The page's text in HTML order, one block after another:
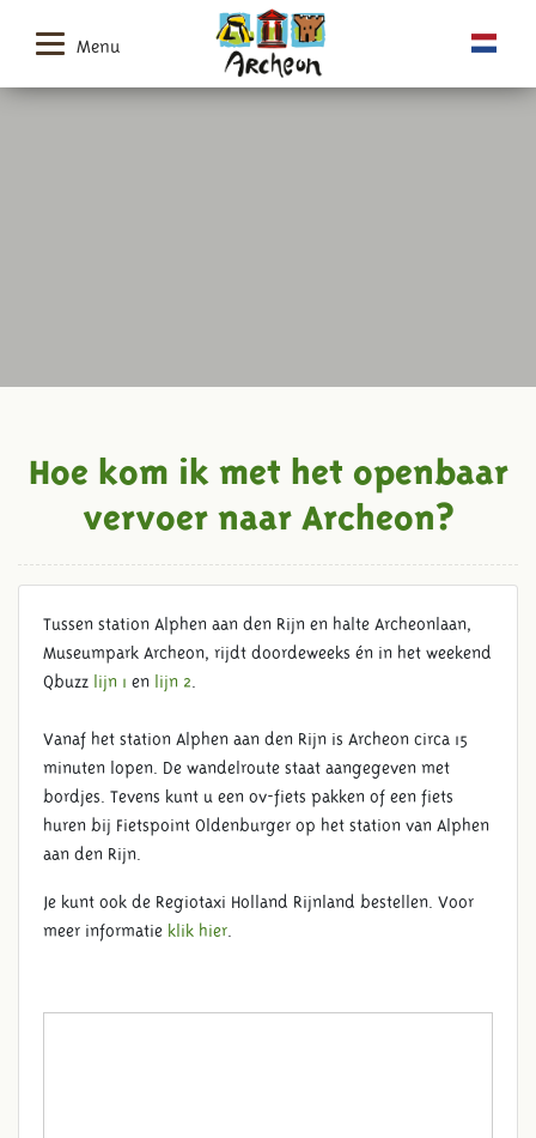
Menu
OPENBAAR VERVOER NAAR
ARCHEON?
Hoe kom ik met het openbaar
vervoer naar Archeon?
Tussen station Alphen aan den Rijn en halte Archeonlaan,
Museumpark Archeon, rijdt doordeweeks én in het weekend
Qbuzz lijn 1 en lijn 2
Vanaf het station Alphen aan den Rijn is Archeon circa 15
minuten lopen. De wandelroute staat aangegeven met
bordjes. Tevens kunt u een ov-fiets pakken of een fiets
huren bij Fietspoint Oldenburger op het station van Alphen
aan den Rijn.
Je kunt ook de Regiotaxi Holland Rijnland bestellen. Voor
meer informatie klik hier